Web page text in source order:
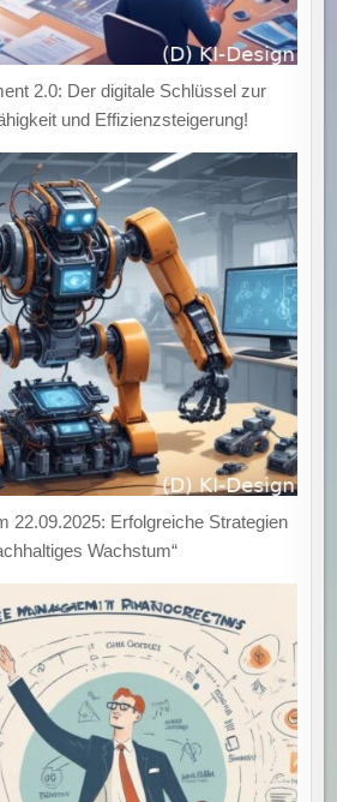
2.0: Der digitale Schlüssel zur
und Effizienzsteigerung!
22.09.2025: Erfolgreiche Strategien
Wachstum“